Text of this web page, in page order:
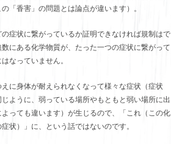
「香害」の問題とは論点が違います）。
症状に繋がっているか証明できなければ規制はで
にある化学物質が、たった一つの症状に繋がって
なっていません。
に身体が耐えられなくなって様々な症状（症状
ように、弱っている場所やもともと弱い場所に出
っても違います）が生じるので、「これ（この化
状）」に、という話ではないのです。